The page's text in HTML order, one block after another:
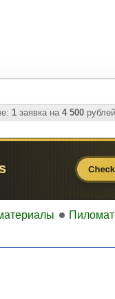
1 заявка на 4 500